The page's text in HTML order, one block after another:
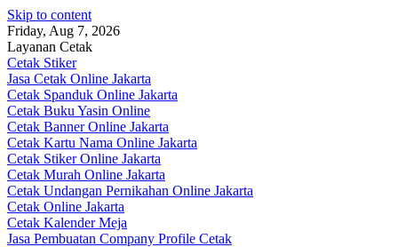
Skip to content
Friday, Aug 7, 2026
Layanan Cetak
Cetak Stiker
Jasa Cetak Online Jakarta
Cetak Spanduk Online Jakarta
Cetak Buku Yasin Online
Cetak Banner Online Jakarta
Cetak Kartu Nama Online Jakarta
Cetak Stiker Online Jakarta
Cetak Murah Online Jakarta
Cetak Undangan Pernikahan Online Jakarta
Cetak Online Jakarta
Cetak Kalender Meja
Jasa Pembuatan Company Profile Cetak